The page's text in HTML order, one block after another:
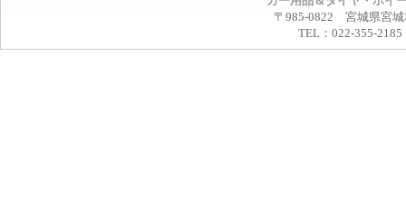
〒985-0822 宮城県宮城
TEL：022-355-